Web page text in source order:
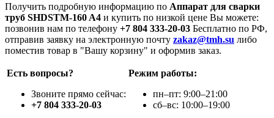
Получить подробную информацию по Аппарат для сварки
труб SHDSTM-160 A4 и купить по низкой цене Вы можете:
позвонив нам по телефону +7 804 333-20-03 Бесплатно по РФ,
отправив заявку на электронную почту zakaz@tmh.su либо
поместив товар в "Вашу корзину" и оформив заказ.
Есть вопросы?
Звоните прямо сейчас:
+7 804 333-20-03
Режим работы:
пн–пт: 9:00–21:00
сб–вс: 10:00–19:00